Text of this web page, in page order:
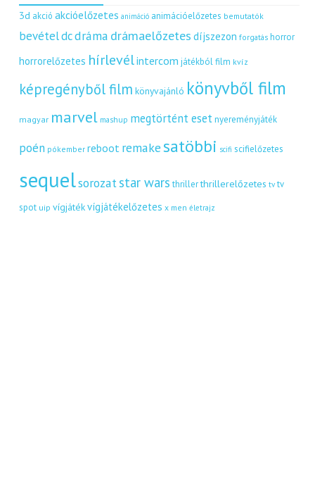
3d akció akcióelőzetes animáció animációelőzetes bemutatók
bevételdcdráma drámaelőzetes díjszezon forgatás horror
horrorelőzetes hírlevélintercom játékból film kvíz
képregényből film könyvajánló könyvből film
magyar marvel mashup megtörtént eset nyereményjáték
poén pókember reboot remakesatöbbi scifi scifielőzetes
sequelsorozat star wars thriller thrillerelőzetes tv tv
spot uip vígjátékvígjátékelőzetes x men életrajz